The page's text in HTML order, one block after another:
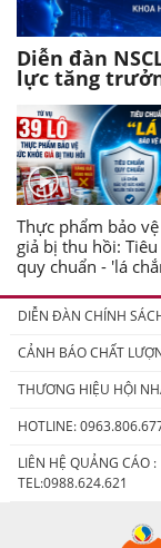
Diễn đàn
lực tăng
Thực phẩm bảo
giả bị thu hồi:
quy chuẩn - 'lá
DIỄN ĐÀN CHÍNH
CẢNH BÁO CHẤT
THƯƠNG HIỆU HỘI
HOTLINE:
LIÊN HỆ QUẢNG CÁO :
TEL:0988.624.621